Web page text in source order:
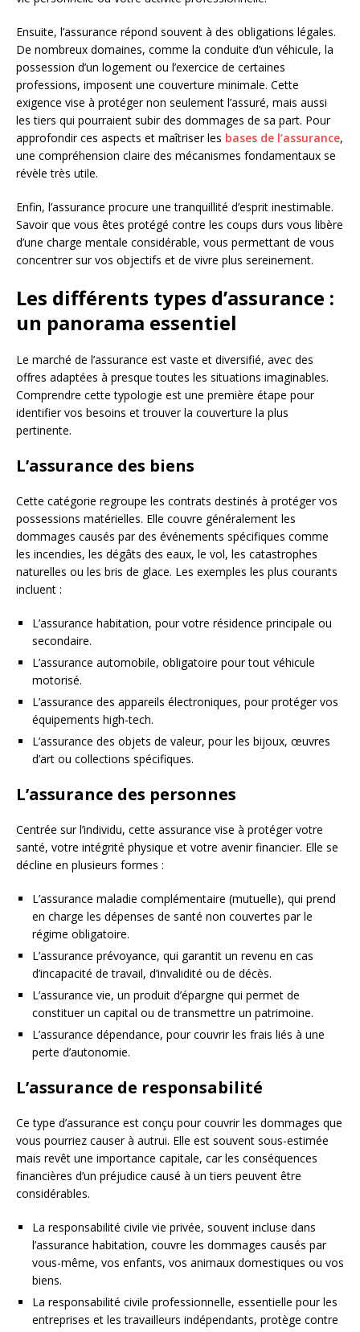
Ensuite, l’assurance répond souvent à des obligations légales.
De nombreux domaines, comme la conduite d’un véhicule, la
possession d’un logement ou l’exercice de certaines
professions, imposent une couverture minimale. Cette
exigence vise à protéger non seulement l’assuré, mais aussi
les tiers qui pourraient subir des dommages de sa part. Pour
approfondir ces aspects et maîtriser les bases de l’assurance,
une compréhension claire des mécanismes fondamentaux se
révèle très utile.
Enfin, l’assurance procure une tranquillité d’esprit inestimable.
Savoir que vous êtes protégé contre les coups durs vous libère
d’une charge mentale considérable, vous permettant de vous
concentrer sur vos objectifs et de vivre plus sereinement.
Les différents types d’assurance :
un panorama essentiel
Le marché de l’assurance est vaste et diversifié, avec des
offres adaptées à presque toutes les situations imaginables.
Comprendre cette typologie est une première étape pour
identifier vos besoins et trouver la couverture la plus
pertinente.
L’assurance des biens
Cette catégorie regroupe les contrats destinés à protéger vos
possessions matérielles. Elle couvre généralement les
dommages causés par des événements spécifiques comme
les incendies, les dégâts des eaux, le vol, les catastrophes
naturelles ou les bris de glace. Les exemples les plus courants
incluent :
L’assurance habitation, pour votre résidence principale ou
secondaire.
L’assurance automobile, obligatoire pour tout véhicule
motorisé.
L’assurance des appareils électroniques, pour protéger vos
équipements high-tech.
L’assurance des objets de valeur, pour les bijoux, œuvres
d’art ou collections spécifiques.
L’assurance des personnes
Centrée sur l’individu, cette assurance vise à protéger votre
santé, votre intégrité physique et votre avenir financier. Elle se
décline en plusieurs formes :
L’assurance maladie complémentaire (mutuelle), qui prend
en charge les dépenses de santé non couvertes par le
régime obligatoire.
L’assurance prévoyance, qui garantit un revenu en cas
d’incapacité de travail, d’invalidité ou de décès.
L’assurance vie, un produit d’épargne qui permet de
constituer un capital ou de transmettre un patrimoine.
L’assurance dépendance, pour couvrir les frais liés à une
perte d’autonomie.
L’assurance de responsabilité
Ce type d’assurance est conçu pour couvrir les dommages que
vous pourriez causer à autrui. Elle est souvent sous-estimée
mais revêt une importance capitale, car les conséquences
financières d’un préjudice causé à un tiers peuvent être
considérables.
La responsabilité civile vie privée, souvent incluse dans
l’assurance habitation, couvre les dommages causés par
vous-même, vos enfants, vos animaux domestiques ou vos
biens.
La responsabilité civile professionnelle, essentielle pour les
entreprises et les travailleurs indépendants, protège contre